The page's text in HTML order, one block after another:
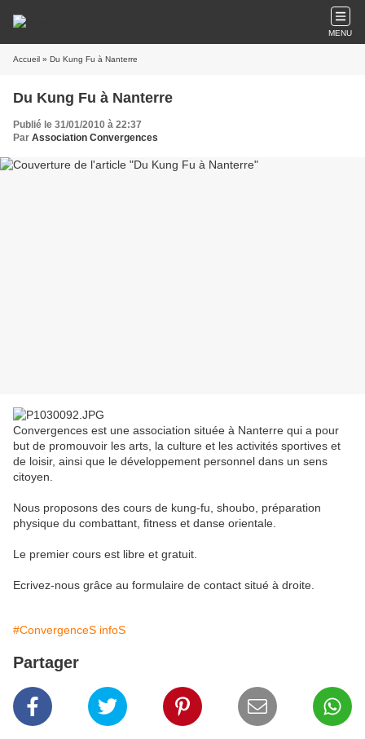
MENU
Accueil » Du Kung Fu à Nanterre
Du Kung Fu à Nanterre
Publié le 31/01/2010 à 22:37
Par Association Convergences
Convergences est une association située à Nanterre qui a pour
but de promouvoir les arts, la culture et les activités sportives et
de loisir, ainsi que le développement personnel dans un sens
citoyen.
Nous proposons des cours de kung-fu, shoubo, préparation
physique du combattant, fitness et danse orientale.
Le premier cours est libre et gratuit.
Ecrivez-nous grâce au formulaire de contact situé à droite.
#ConvergenceS infoS
Partager